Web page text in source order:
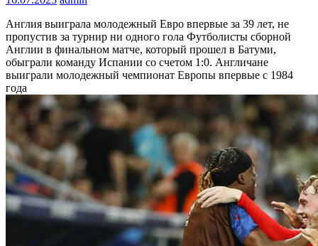
Англия выиграла молодежный Евро впервые за 39 лет, не
пропустив за турнир ни одного гола Футболисты сборной
Англии в финальном матче, который прошел в Батуми,
обыграли команду Испании со счетом 1:0. Англичане
выиграли молодежный чемпионат Европы впервые с 1984
года